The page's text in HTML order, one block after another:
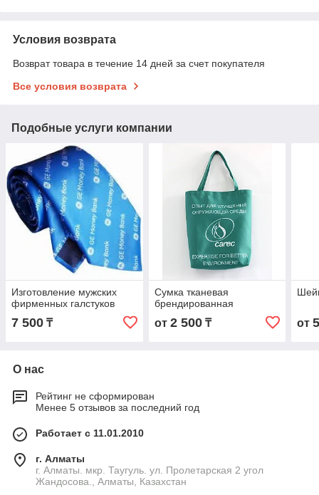
Условия возврата
Возврат товара в течение 14 дней за счет покупателя
Все условия возврата
Подобные услуги компании
Изготовление мужских
фирменных галстуков
7 500 ₸
Сумка тканевая
брендированная
от 2 500₸ от
О нас
Рейтинг не сформирован
Менее 5 отзывов за последний год
Работает с 11.01.2010
г. Алматы
г. Алматы. мкр. Таугуль. ул. Пролетарская 2 угол
Жандосова., Алматы, Казахстан